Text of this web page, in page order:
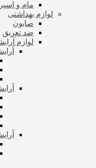
مام و
لوازم بهداشتی
صابون
ضد تعریق
لوازم